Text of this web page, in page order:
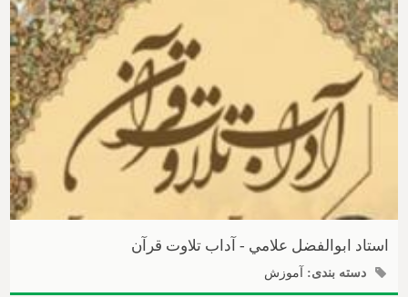
استاد ابوالفضل علامي - آداب تلاوت قرآن
دسته بندی: آموزش